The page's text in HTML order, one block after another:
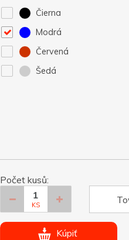
Čierna
Modrá
Červená
Šedá
Počet kusů:
KS
Kúpiť